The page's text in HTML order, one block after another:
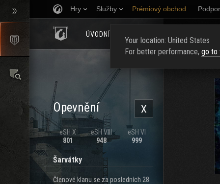
Hry Služby Prémiový obchod
ÚVODNÍ STRÁNKA
X
Opevnění
eSH X
801
eSH VIII
948
eSH VI
999
Šarvátky
Členové klanu se za posledních 28
Your location: United States
For better performance, go to